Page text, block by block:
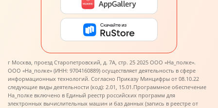
г Москва, проезд Старопетровский, д. 7А, стр. 25 2025 ООО «На_полке».
ООО «На_полке» (ИНН: 9704160889) осуществляет деятельность в сфере
информационных технологий. Согласно Приказу Минцифры от 08.10.22
следующие виды деятельности (код): 2.01, 15.01.Программное обеспечение
На_полке включено в Единый реестр российских программ для
электронных вычислительных машин и баз данных (запись в реестре от